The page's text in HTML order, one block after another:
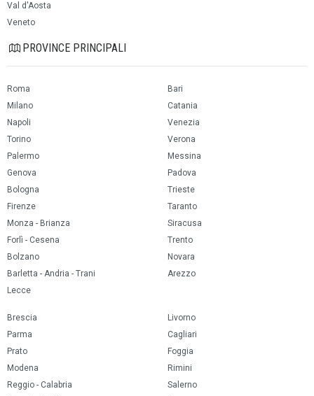
Val d'Aosta
Veneto
PROVINCE PRINCIPALI
Roma
Milano
Napoli
Torino
Palermo
Genova
Bologna
Firenze
Monza - Brianza
Forlì - Cesena
Bolzano
Barletta - Andria - Trani
Lecce
Bari
Catania
Venezia
Verona
Messina
Padova
Trieste
Taranto
Siracusa
Trento
Novara
Arezzo
Brescia
Parma
Prato
Modena
Reggio - Calabria
Livorno
Cagliari
Foggia
Rimini
Salerno